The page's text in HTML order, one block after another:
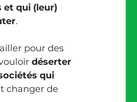
et qui (leur)
.
pour des
déserter
qui
changer de